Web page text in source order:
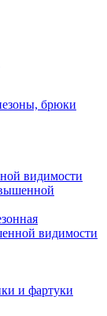
брюки
видимости
видимости
и фартуки